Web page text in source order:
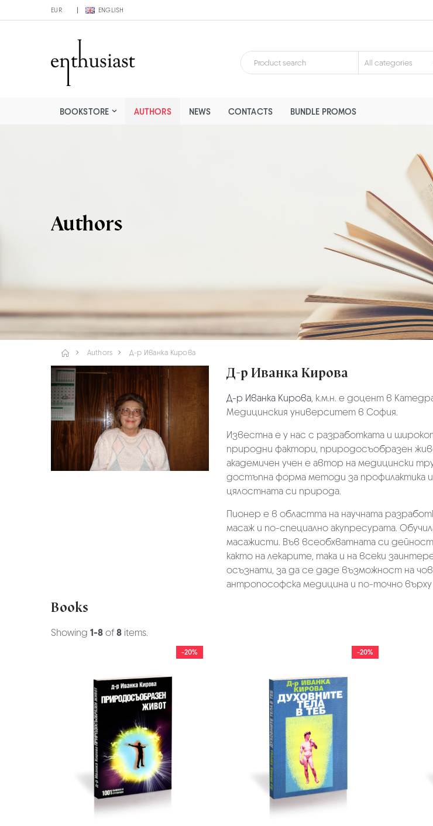
EUR ENGLISH
BOOKSTORE AUTHORS NEWS CONTACTS BUNDLE PROMOS
Authors
Authors Д-р Иванка Кирова
Д-р Иванка Кирова
Д-р Иванка Кирова, к.м.н. е доцент в
Медицинския университет в София.
Известна е у нас с разработката и
природни фактори, природосъобразен
академичен учен е автор на медицински
достъпна форма методи за профилактика
цялостната си природа.
Пионер е в областта на научната
масаж и по-специално акупресурата.
масажисти. Във всеобхватната си
както на лекарите, така и на всеки
осъзнати, за да се даде възможност на
антропософска медицина и по-точно върху
Books
Showing 1-8of8 items.
-20% -20%